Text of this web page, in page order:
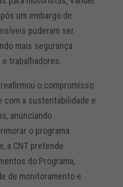
um embargo de
puderam ser
mais segurança
trabalhadores.
o compromisso
com a sustentabilidade e
anunciando
o programa
a CNT pretende
do Programa,
de monitoramento e